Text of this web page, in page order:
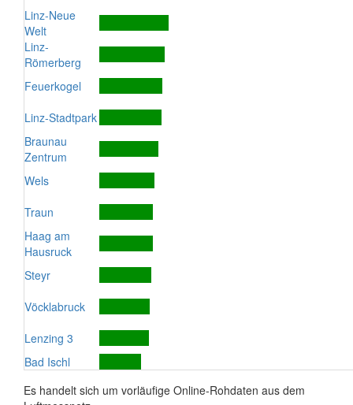
Linz-Neue
Welt
Linz-
Römerberg
Feuerkogel
Linz-Stadtpark
Braunau
Zentrum
Wels
Traun
Haag am
Hausruck
Steyr
Vöcklabruck
Lenzing 3
Bad Ischl
Es handelt sich um vorläufige Online-Rohdaten aus dem